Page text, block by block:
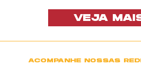
VEJA
ACOMPANHE NOSSAS